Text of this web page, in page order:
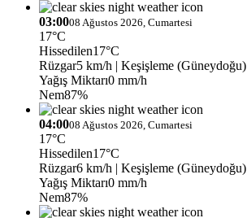
03:0008 Ağustos 2026, Cumartesi
17°C
Hissedilen17°C
Rüzgar5 km/h | Keşişleme (Güneydoğu)
Yağış Miktarı0 mm/h
Nem87%
04:0008 Ağustos 2026, Cumartesi
17°C
Hissedilen17°C
Rüzgar6 km/h | Keşişleme (Güneydoğu)
Yağış Miktarı0 mm/h
Nem87%